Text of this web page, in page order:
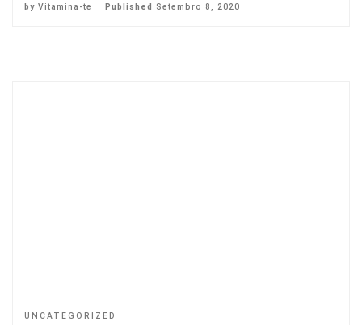
by Vitamina-te Published Setembro 8, 2020
UNCATEGORIZED